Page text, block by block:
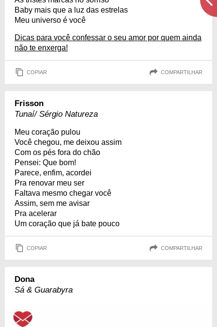
Baby mais que a luz das estrelas
Meu universo é você
Dicas para você confessar o seu amor por quem ainda
não te enxerga!
COPIAR COMPARTILHAR
Frisson
Tunaí/ Sérgio Natureza
Meu coração pulou
Você chegou, me deixou assim
Com os pés fora do chão
Pensei: Que bom!
Parece, enfim, acordei
Pra renovar meu ser
Faltava mesmo chegar você
Assim, sem me avisar
Pra acelerar
Um coração que já bate pouco
COPIAR COMPARTILHAR
Dona
Sá & Guarabyra